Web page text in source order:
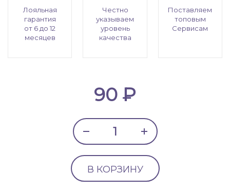
Лояльная
гарантия
от 6 до 12
месяцев
Честно
указываем
уровень
качества
Поставляем
топовым
Сервисам
90 ₽
В КОРЗИНУ